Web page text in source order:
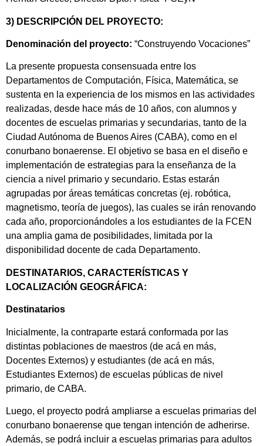
3) DESCRIPCIÓN DEL PROYECTO:
Denominación del proyecto: “Construyendo Vocaciones”
La presente propuesta consensuada entre los
Departamentos de Computación, Física, Matemática, se
sustenta en la experiencia de los mismos en las actividades
realizadas, desde hace más de 10 años, con alumnos y
docentes de escuelas primarias y secundarias, tanto de la
Ciudad Autónoma de Buenos Aires (CABA), como en el
conurbano bonaerense. El objetivo se basa en el diseño e
implementación de estrategias para la enseñanza de la
ciencia a nivel primario y secundario. Estas estarán
agrupadas por áreas temáticas concretas (ej. robótica,
magnetismo, teoría de juegos), las cuales se irán renovando
cada año, proporcionándoles a los estudiantes de la FCEN
una amplia gama de posibilidades, limitada por la
disponibilidad docente de cada Departamento.
DESTINATARIOS, CARACTERÍSTICAS Y
LOCALIZACIÓN GEOGRÁFICA:
Destinatarios
Inicialmente, la contraparte estará conformada por las
distintas poblaciones de maestros (de acá en más,
Docentes Externos) y estudiantes (de acá en más,
Estudiantes Externos) de escuelas públicas de nivel
primario, de CABA.
Luego, el proyecto podrá ampliarse a escuelas primarias del
conurbano bonaerense que tengan intención de adherirse.
Además, se podrá incluir a escuelas primarias para adultos